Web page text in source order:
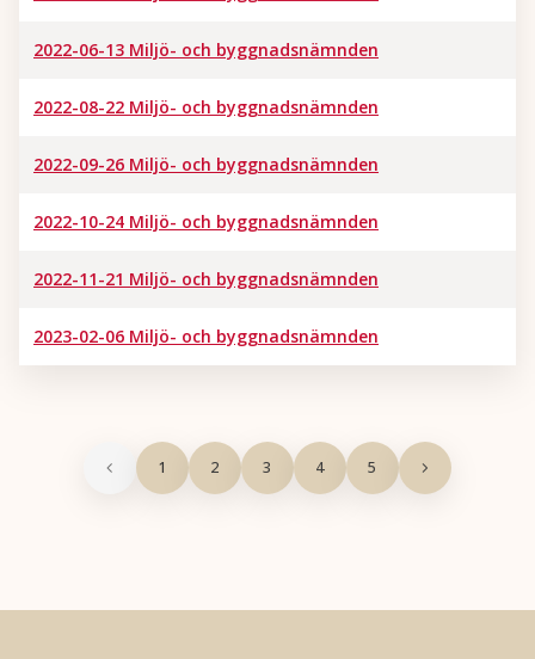
2022-06-13 Miljö- och byggnadsnämnden
2022-08-22 Miljö- och byggnadsnämnden
2022-09-26 Miljö- och byggnadsnämnden
2022-10-24 Miljö- och byggnadsnämnden
2022-11-21 Miljö- och byggnadsnämnden
2023-02-06 Miljö- och byggnadsnämnden
1 2 3 4 5